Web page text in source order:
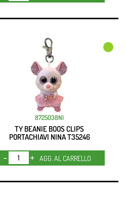
8725038NI
TY BEANIE BOOS CLIPS
PORTACHIAVI NINA T35246
Quantità
AGG. AL CARRELLO